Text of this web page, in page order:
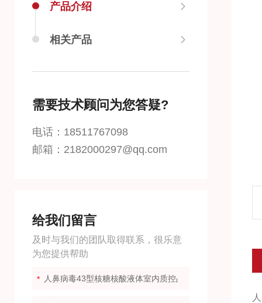
产品介绍
相关产品
需要技术顾问为您答疑?
电话：18511767098
邮箱：2182000297@qq.com
给我们留言
及时与我们的团队取得联系，很乐意
为您提供帮助